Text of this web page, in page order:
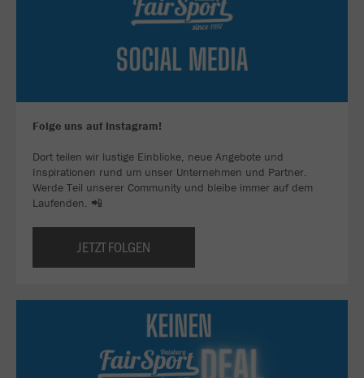
Folge uns auf Instagram!
Dort teilen wir lustige Einblicke, neue Angebote und
Inspirationen rund um unser Unternehmen und Partner.
Werde Teil unserer Community und bleibe immer auf dem
Laufenden. 📲
JETZT FOLGEN